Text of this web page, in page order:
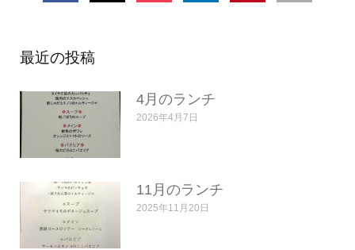
最近の投稿
4月のランチ
2026年4月7日
11月のランチ
2025年11月20日